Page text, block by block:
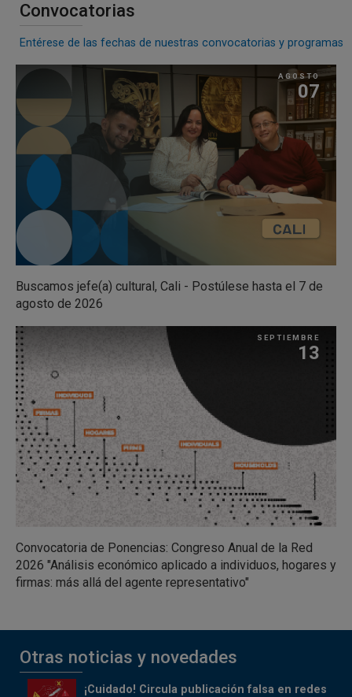
Convocatorias
Entérese de las fechas de nuestras convocatorias y programas
AGOSTO
07
Buscamos jefe(a) cultural, Cali - Postúlese hasta el 7 de
agosto de 2026
SEPTIEMBRE
13
Convocatoria de Ponencias: Congreso Anual de la Red
2026 "Análisis económico aplicado a individuos, hogares y
firmas: más allá del agente representativo"
Otras noticias y novedades
¡Cuidado! Circula publicación falsa en redes